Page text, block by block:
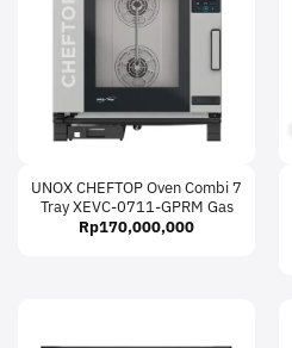
UNOX CHEFTOP Oven Combi 7
Tray XEVC-0711-GPRM Gas
Rp170,000,000